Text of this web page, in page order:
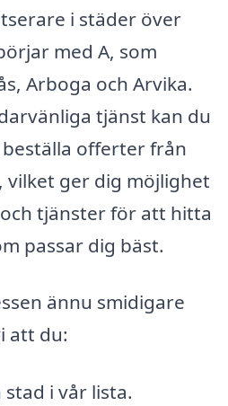
i städer över
med A, som
Arboga och Arvika.
tjänst kan du
offerter från
ger dig möjlighet
tjänster för att hitta
passar dig bäst.
ännu smidigare
att du:
i vår lista.